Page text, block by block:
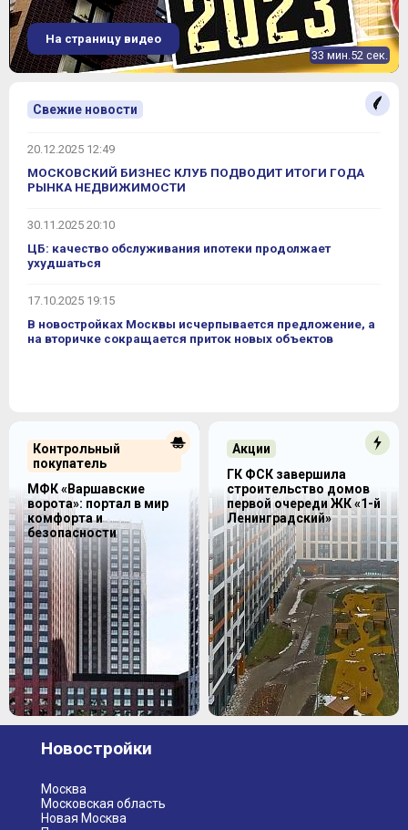
33 мин.52 сек.
На страницу видео
Свежие новости
20.12.2025 12:49
МОСКОВСКИЙ БИЗНЕС КЛУБ ПОДВОДИТ ИТОГИ ГОДА
РЫНКА НЕДВИЖИМОСТИ
30.11.2025 20:10
ЦБ: качество обслуживания ипотеки продолжает
ухудшаться
17.10.2025 19:15
В новостройках Москвы исчерпывается предложение, а
на вторичке сокращается приток новых объектов
Контрольный
покупатель
МФК «Варшавские
ворота»: портал в мир
комфорта и
безопасности
Акции
ГК ФСК завершила
строительство домов
первой очереди ЖК «1-й
Ленинградский»
Новостройки
Москва
Московская область
Новая Москва